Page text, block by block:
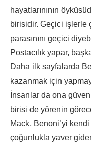
hayatlarınının
birisidir. Geçici işlerle
parasınını geçici
Postacılık yapar,
Daha ilk sayfalarda
kazanmak için
İnsanlar da ona
birisi de yörenin
Mack, Benoni’yi
çoğunlukla yaver